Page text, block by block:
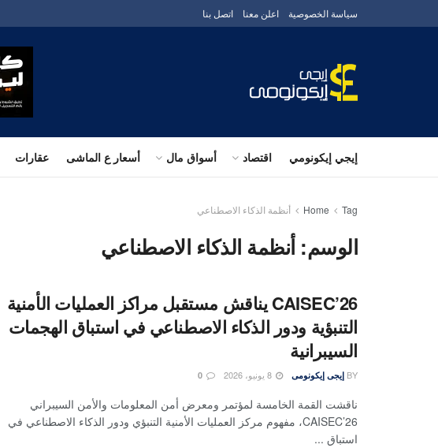
سياسة الخصوصية اعلن معنا اتصل بنا
إيجي إيكونومي اقتصاد أسواق مال أسعار ع الماشى عقارات
Home Tag أنظمة الذكاء الاصطناعي
الوسم:أنظمة الذكاء الاصطناعي
CAISEC’26 يناقش مستقبل مراكز العمليات الأمنية
التنبؤية ودور الذكاء الاصطناعي في استباق الهجمات
السيبرانية
BY إيجى إيكونومى
ناقشت القمة الخامسة لمؤتمر ومعرض أمن المعلومات والأمن السيبراني
CAISEC’26، مفهوم مركز العمليات الأمنية التنبؤي ودور الذكاء الاصطناعي في
استباق ...